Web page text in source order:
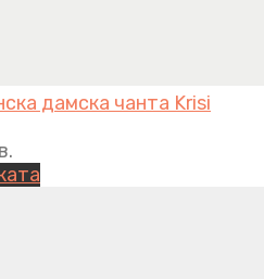
дамска чанта Krisi